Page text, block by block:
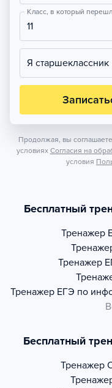
Класс, в который
11
Я старшеклассник
Продолжая, вы
условиях Согласия на
условия
Бесплатный
Тренажер
Тренажер
Тренажер ЕГЭ по
Бесплатный
Тренажер